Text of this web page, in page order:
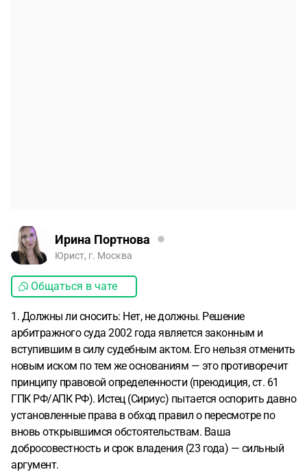
Ирина Портнова
Юрист, г. Москва
Общаться в чате
1. Должны ли сносить: Нет, не должны. Решение
арбитражного суда 2002 года является законным и
вступившим в силу судебным актом. Его нельзя отменить
новым иском по тем же основаниям — это противоречит
принципу правовой определенности (преюдиция, ст. 61
ГПК РФ/АПК РФ). Истец (Сириус) пытается оспорить давно
установленные права в обход правил о пересмотре по
вновь открывшимся обстоятельствам. Ваша
добросовестность и срок владения (23 года) — сильный
аргумент.